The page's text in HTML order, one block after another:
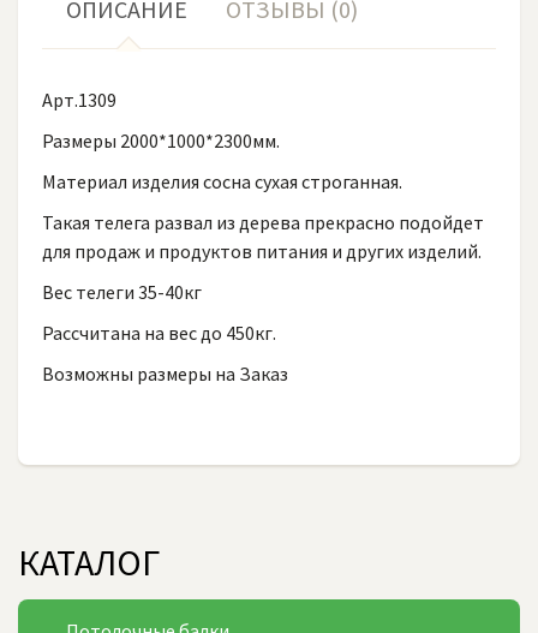
ОПИСАНИЕ ОТЗЫВЫ (0)
Арт.1309
Размеры 2000*1000*2300мм.
Материал изделия сосна сухая строганная.
Такая телега развал из дерева прекрасно подойдет
для продаж и продуктов питания и других изделий.
Вес телеги 35-40кг
Рассчитана на вес до 450кг.
Возможны размеры на Заказ
КАТАЛОГ